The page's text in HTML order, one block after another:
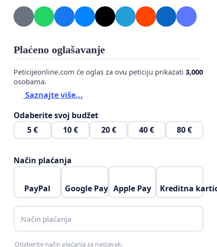
Plaćeno oglašavanje
Peticijeonline.com će oglas za ovu peticiju prikazati 3,000
osobama.
Saznajte više...
Odaberite svoj budžet
5 €
10 € 20 € 40 € 80 €
Način plaćanja
PayPal Google Pay Apple Pay Kreditna
Način plaćanja
Odaberite način plaćanja za nastavak.